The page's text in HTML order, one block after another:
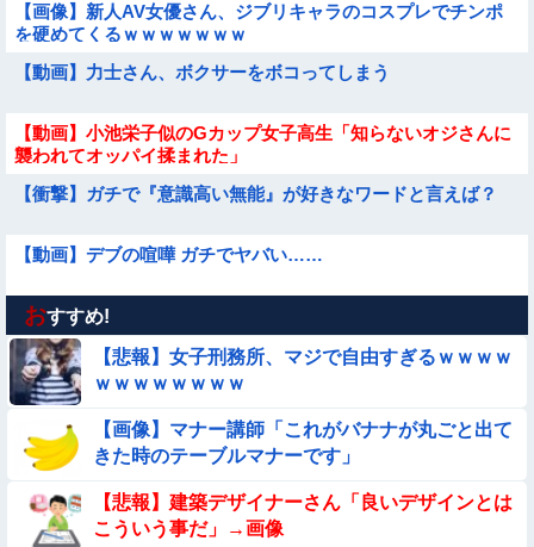
【画像】新人AV女優さん、ジブリキャラのコスプレでチンポ
を硬めてくるｗｗｗｗｗｗｗ
【動画】力士さん、ボクサーをボコってしまう
【動画】小池栄子似のGカップ女子高生「知らないオジさんに
襲われてオッパイ揉まれた」
【衝撃】ガチで『意識高い無能』が好きなワードと言えば？
【動画】デブの喧嘩 ガチでヤバい……
【画像】お前らこの超美人が整形か否か判定たのむ！！
【動画像】女の子「ウエスト？・・・60㎝だよ！」
【動画】美少女4人組の20年後の姿がヤバいwwwwww
【画像】巨大マンボウの稚魚さん、金平糖みたいでカワイイｗ
おすすめ!
【悲報】女子刑務所、マジで自由すぎるｗｗｗｗ
ｗｗｗｗｗｗｗｗ
【画像】マナー講師「これがバナナが丸ごと出て
きた時のテーブルマナーです」
【悲報】建築デザイナーさん「良いデザインとは
こういう事だ」→画像